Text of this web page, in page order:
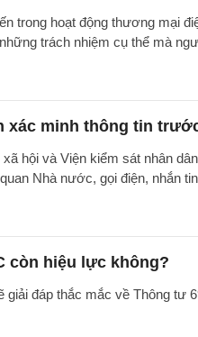
trong hoạt động thương mại
trách nhiệm cụ thể mà
xác minh thông tin
hội và Viện kiểm sát nhân
Nhà nước, gọi điện, nhắn
còn hiệu lực không?
giải đáp thắc mắc về Thông tư